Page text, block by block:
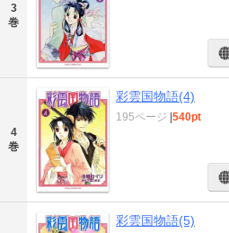
3
巻
4
巻
彩雲国物語(4)
195ページ |540pt
彩雲国物語(5)